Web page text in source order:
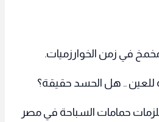
في زمن الخوارزميات.
.. هل الحسد حقيقة؟
حمامات السباحة في مصر